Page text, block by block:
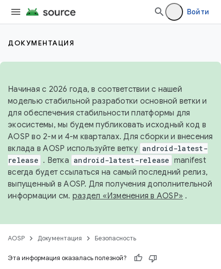
Войти
ДОКУМЕНТАЦИЯ
Начиная с 2026 года, в соответствии с нашей
моделью стабильной разработки основной ветки и
для обеспечения стабильности платформы для
экосистемы, мы будем публиковать исходный код в
AOSP во 2-м и 4-м кварталах. Для сборки и внесения
вклада в AOSP используйте ветку android-latest-
release . Ветка android-latest-release manifest
всегда будет ссылаться на самый последний релиз,
выпущенный в AOSP. Для получения дополнительной
информации см. раздел «Изменения в AOSP» .
AOSP Документация Безопасность
Эта информация оказалась полезной?